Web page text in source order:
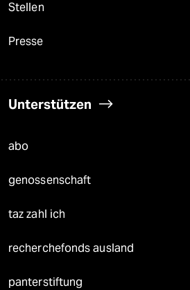
Stellen
Presse
Unterstützen
abo
genossenschaft
taz zahl ich
recherchefonds ausland
panterstiftung